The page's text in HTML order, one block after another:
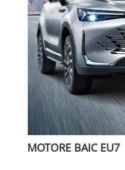
MOTORE BAIC EU7